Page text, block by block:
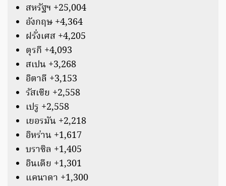
สหรัฐฯ +25,004
อังกฤษ +4,364
ฝรั่งเศส +4,205
ตุรกี +4,093
สเปน +3,268
อิตาลี +3,153
รัสเซีย +2,558
เปรู +2,558
เยอรมัน +2,218
อิหร่าน +1,617
บราซิล +1,405
อินเดีย +1,301
แคนาดา +1,300